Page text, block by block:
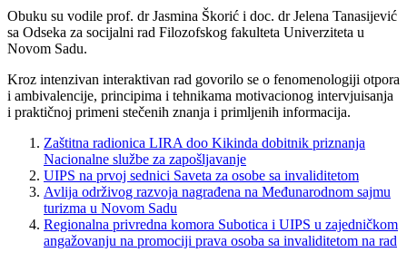
Obuku su vodile prof. dr Jasmina Škorić i doc. dr Jelena Tanasijević
sa Odseka za socijalni rad Filozofskog fakulteta Univerziteta u
Novom Sadu.
Kroz intenzivan interaktivan rad govorilo se o fenomenologiji otpora
i ambivalencije, principima i tehnikama motivacionog intervjuisanja
i praktičnoj primeni stečenih znanja i primljenih informacija.
Zaštitna radionica LIRA doo Kikinda dobitnik priznanja
Nacionalne službe za zapošljavanje
UIPS na prvoj sednici Saveta za osobe sa invaliditetom
Avlija održivog razvoja nagrađena na Međunarodnom sajmu
turizma u Novom Sadu
Regionalna privredna komora Subotica i UIPS u zajedničkom
angažovanju na promociji prava osoba sa invaliditetom na rad